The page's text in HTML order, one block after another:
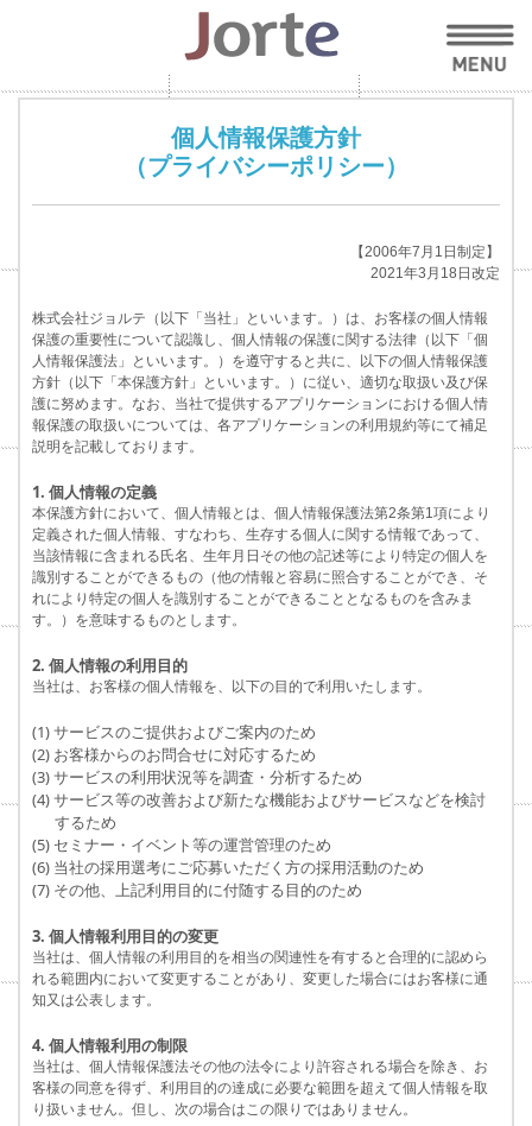
個人情報保護方針
（プライバシーポリシー）
【2006年7月1日制定】
2021年3月18日改定
株式会社ジョルテ（以下「当社」といいます。）は、お客様の個人情報
保護の重要性について認識し、個人情報の保護に関する法律（以下「個
人情報保護法」といいます。）を遵守すると共に、以下の個人情報保護
方針（以下「本保護方針」といいます。）に従い、適切な取扱い及び保
護に努めます。なお、当社で提供するアプリケーションにおける個人情
報保護の取扱いについては、各アプリケーションの利用規約等にて補足
説明を記載しております。
1. 個人情報の定義
本保護方針において、個人情報とは、個人情報保護法第2条第1項により
定義された個人情報、すなわち、生存する個人に関する情報であって、
当該情報に含まれる氏名、生年月日その他の記述等により特定の個人を
識別することができるもの（他の情報と容易に照合することができ、そ
れにより特定の個人を識別することができることとなるものを含みま
す。）を意味するものとします。
2. 個人情報の利用目的
当社は、お客様の個人情報を、以下の目的で利用いたします。
(1) サービスのご提供およびご案内のため
(2) お客様からのお問合せに対応するため
(3) サービスの利用状況等を調査・分析するため
(4) サービス等の改善および新たな機能およびサービスなどを検討
するため
(5) セミナー・イベント等の運営管理のため
(6) 当社の採用選考にご応募いただく方の採用活動のため
(7) その他、上記利用目的に付随する目的のため
3. 個人情報利用目的の変更
当社は、個人情報の利用目的を相当の関連性を有すると合理的に認めら
れる範囲内において変更することがあり、変更した場合にはお客様に通
知又は公表します。
4. 個人情報利用の制限
当社は、個人情報保護法その他の法令により許容される場合を除き、お
客様の同意を得ず、利用目的の達成に必要な範囲を超えて個人情報を取
り扱いません。但し、次の場合はこの限りではありません。